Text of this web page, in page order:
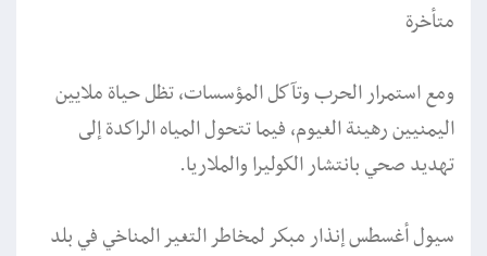
متأخرة
ومع استمرار الحرب وتآكل المؤسسات، تظل حياة ملايين
اليمنيين رهينة الغيوم، فيما تتحول المياه الراكدة إلى
تهديد صحي بانتشار الكوليرا والملاريا.
سيول أغسطس إنذار مبكر لمخاطر التغير المناخي في بلد